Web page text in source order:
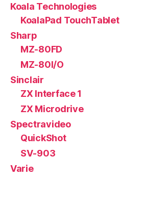
Koala Technologies
KoalaPad TouchTablet
Sharp
MZ-80FD
MZ-80I/O
Sinclair
ZX Interface 1
ZX Microdrive
Spectravideo
QuickShot
SV-903
Varie